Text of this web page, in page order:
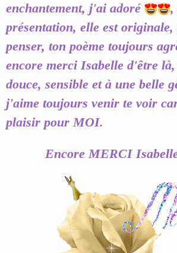
enchantement, j'ai adoré
,
présentation, elle est
penser, ton poème toujours
encore merci Isabelle d'être
douce, sensible et à une belle
j'aime toujours venir te voir
plaisir pour MOI.
Encore MERCI